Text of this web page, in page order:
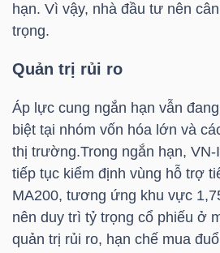
hạn. Vì vậy, nhà đầu tư nên
trọng.
Quản trị rủi ro
Áp lực cung ngắn hạn vẫn
biệt tại nhóm vốn hóa lớn và
thị trường.Trong ngắn hạn, VN-
tiếp tục kiểm định vùng hỗ trợ
MA200, tương ứng khu vực
nên duy trì tỷ trọng cổ phiếu ở
quản trị rủi ro, hạn chế mua
NGHIỆP
TIÊU
DÙNG
KHÔNG
THIẾT